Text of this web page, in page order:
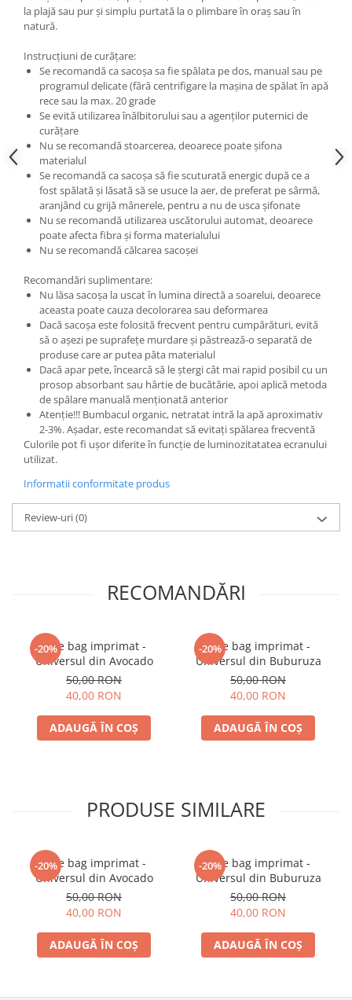
la plajă sau pur și simplu purtată la o plimbare în oraș sau în
natură.
Instrucțiuni de curățare:
Se recomandă ca sacoșa sa fie spălata pe dos, manual sau pe
programul delicate (fără centrifigare la mașina de spălat în apă
rece sau la max. 20 grade
Se evită utilizarea înălbitorului sau a agenților puternici de
curățare
Nu se recomandă stoarcerea, deoarece poate șifona
materialul
Se recomandă ca sacoșa să fie scuturată energic după ce a
fost spălată și lăsată să se usuce la aer, de preferat pe sârmă,
aranjând cu grijă mânerele, pentru a nu de usca șifonate
Nu se recomandă utilizarea uscătorului automat, deoarece
poate afecta fibra și forma materialului
Nu se recomandă călcarea sacoșei
Recomandări suplimentare:
Nu lăsa sacoșa la uscat în lumina directă a soarelui, deoarece
aceasta poate cauza decolorarea sau deformarea
Dacă sacoșa este folosită frecvent pentru cumpărături, evită
să o așezi pe suprafețe murdare și păstrează-o separată de
produse care ar putea păta materialul
Dacă apar pete, încearcă să le ștergi cât mai rapid posibil cu un
prosop absorbant sau hârtie de bucătărie, apoi aplică metoda
de spălare manuală menționată anterior
Atenție!!! Bumbacul organic, netratat intră la apă aproximativ
2-3%. Așadar, este recomandat să evitați spălarea frecventă
Culorile pot fi ușor diferite în funcție de luminozitatatea ecranului
utilizat.
Informatii conformitate produs
Review-uri(0)
RECOMANDĂRI
-20%
Tote bag imprimat -
Universul din Avocado
50,00 RON
40,00 RON
ADAUGĂ ÎN COȘ
-20%
Tote bag imprimat -
Universul din Buburuza
50,00 RON
40,00 RON
ADAUGĂ ÎN COȘ
PRODUSE SIMILARE
-20%
Tote bag imprimat -
Universul din Avocado
50,00 RON
40,00 RON
ADAUGĂ ÎN COȘ
-20%
Tote bag imprimat -
Universul din Buburuza
50,00 RON
40,00 RON
ADAUGĂ ÎN COȘ